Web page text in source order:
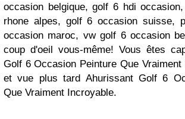
occasion belgique, golf 6 hdi
rhone alpes, golf 6 occasion suisse,
occasion maroc, vw golf 6 occasion
coup d'oeil vous-même! Vous êtes
Golf 6 Occasion Peinture Que Vraiment
et vue plus tard Ahurissant Golf 6
Que Vraiment Incroyable.